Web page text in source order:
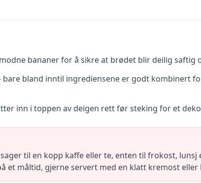
bananer for å sikre at brødet blir deilig saftig
bare bland inntil ingrediensene er godt kombinert
inn i toppen av deigen rett før steking for et
til en kopp kaffe eller te, enten til frokost, lunsj
et måltid, gjerne servert med en klatt kremost eller